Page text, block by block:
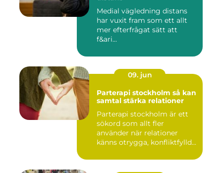
Medial vägledning distans
har vuxit fram som ett allt
mer efterfrågat sätt att
f&ari...
09. jun
Parterapi stockholm så kan
samtal stärka relationer
Parterapi stockholm är ett
sökord som allt fler
använder när relationer
känns otrygga, konfliktfylld...